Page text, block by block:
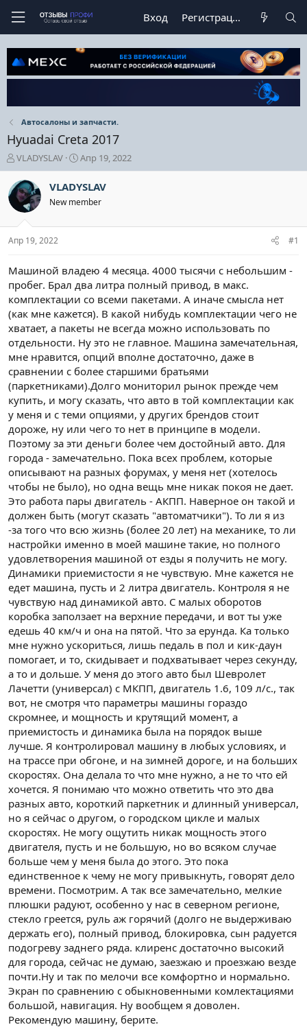
Вход Регистрация
Автосалоны и запчасти.
Hyuadai Creta 2017
А
в
т
о
р
е
м
VLADYSLAV
Д
а
т
а
н
ч
а
Апр 19, 2022
VLADYSLAV
New member
Апр 19, 2022 #1
Машиной владею 4 месяца. 4000 тысячи с небольшим -
пробег. Брал два литра полный привод, в макс.
комплектации со всеми пакетами. А иначе смысла нет
(как мне кажется). В какой нибудь комплектации чего не
хватает, а пакеты не всегда можно использовать по
отдельности. Ну это не главное. Машина замечательная,
мне нравится, опций вполне достаточно, даже в
сравнении с более старшими братьями
(паркетниками).Долго мониторил рынок прежде чем
купить, и могу сказать, что авто в той комплектации как
у меня и с теми опциями, у других брендов стоит
дороже, ну или чего то нет в принципе в модели.
Поэтому за эти деньги более чем достойный авто. Для
города - замечательно. Пока всех проблем, которые
описывают на разных форумах, у меня нет (хотелось
чтобы не было), но одна вещь мне никак покоя не дает.
Это работа пары двигатель - АКПП. Наверное он такой и
должен быть (могут сказать "автоматчики"). То ли я из
-за того что всю жизнь (более 20 лет) на механике, то ли
настройки именно в моей машине такие, но полного
удовлетворения машиной от езды я получить не могу.
Динамики приемистости я не чувствую. Мне кажется не
едет машина, пусть и 2 литра двигатель. Контроля я не
чувствую над динамикой авто. С малых оборотов
коробка заползает на верхние передачи, и вот ты уже
едешь 40 км/ч и она на пятой. Что за ерунда. Ка только
мне нужно ускориться, лишь педаль в пол и кик-даун
помогает, и то, скидывает и подхватывает через секунду,
а то и дольше. У меня до этого авто был Шевролет
Лачетти (универсал) с МКПП, двигатель 1.6, 109 л/с., так
вот, не смотря что параметры машины гораздо
скромнее, и мощность и крутящий момент, а
приемистость и динамика была на порядок выше
лучше. Я контролировал машину в любых условиях, и
на трассе при обгоне, и на зимней дороге, и на больших
скоростях. Она делала то что мне нужно, а не то что ей
хочется. Я понимаю что можно ответить что это два
разных авто, короткий паркетник и длинный универсал,
но я сейчас о другом, о городском цикле и малых
скоростях. Не могу ощутить никак мощность этого
двигателя, пусть и не большую, но во всяком случае
больше чем у меня была до этого. Это пока
единственное к чему не могу привыкнуть, говорят дело
времени. Посмотрим. А так все замечательно, мелкие
плюшки радуют, особенно у нас в северном регионе,
стекло греется, руль аж горячий (долго не выдерживаю
держать его), полный привод, блокировка, сын радуется
подогреву заднего ряда. клиренс достаточно высокий
для города, сейчас не думаю, заезжаю и проезжаю везде
почти.Ну и так по мелочи все комфортно и нормально.
Экран по сравнению с обыкновенными комлектациями
большой, навигация. Ну вообщем я доволен.
Рекомендую машину, берите.